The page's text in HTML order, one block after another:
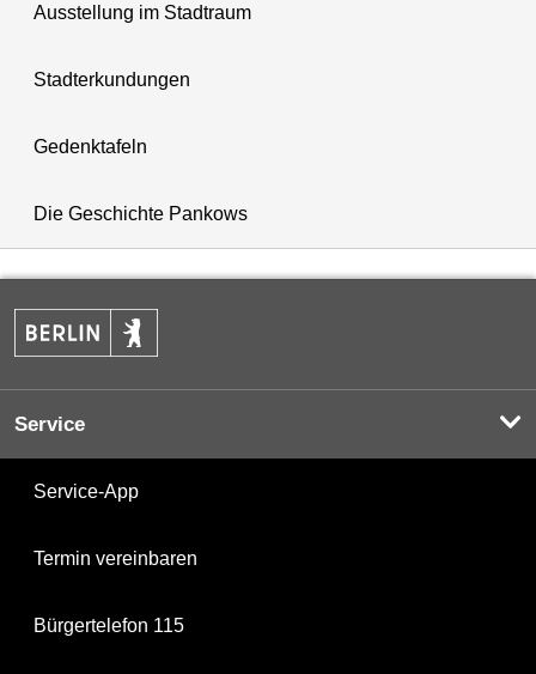
Ausstellung im Stadtraum
Stadterkundungen
Gedenktafeln
Die Geschichte Pankows
Service
Service-App
Termin vereinbaren
Bürgertelefon 115